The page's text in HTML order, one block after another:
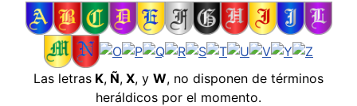
Las letras K, Ñ, X, y W, no disponen de términos
heráldicos por el momento.